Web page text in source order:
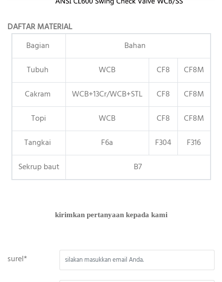
DAFTAR MATERIAL
Bagian
Bahan
Tubuh
WCB CF8
CF8M
Cakram
WCB+13Cr/WCB+STL CF8
CF8M
Topi
WCB CF8
CF8M
Tangkai
F6a F304
F316
Sekrup baut
B7
kirimkan pertanyaan kepada kami
surel*